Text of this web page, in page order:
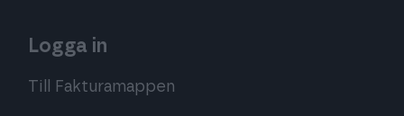
Logga in
Till Fakturamappen